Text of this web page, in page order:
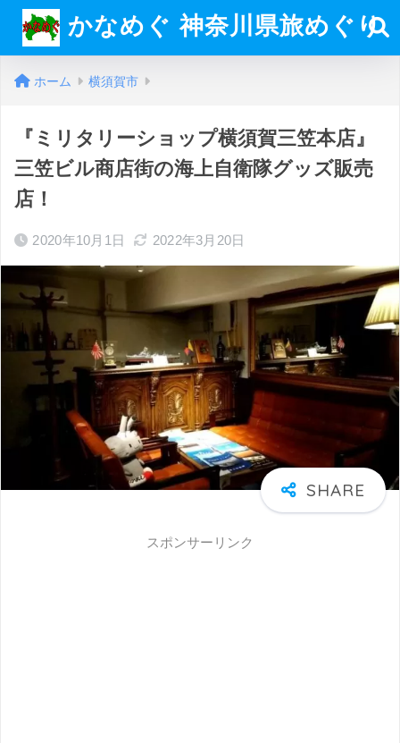
かなめぐ 神奈川県旅めぐり
ホーム 横須賀市
『ミリタリーショップ横須賀三笠本店』
三笠ビル商店街の海上自衛隊グッズ販売
店！
2020年10月1日 2022年3月20日
スポンサーリンク